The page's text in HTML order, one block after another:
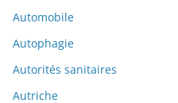
Automobile
Autophagie
Autorités sanitaires
Autriche